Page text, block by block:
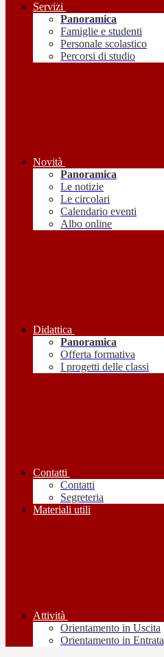
Servizi
Panoramica
Famiglie e studenti
Personale scolastico
Percorsi di studio
Novità
Panoramica
Le notizie
Le circolari
Calendario eventi
Albo online
Didattica
Panoramica
Offerta formativa
I progetti delle classi
Contatti
Contatti
Segreteria
Materiali utili
Attività
Orientamento in Uscita
Orientamento in Entrata